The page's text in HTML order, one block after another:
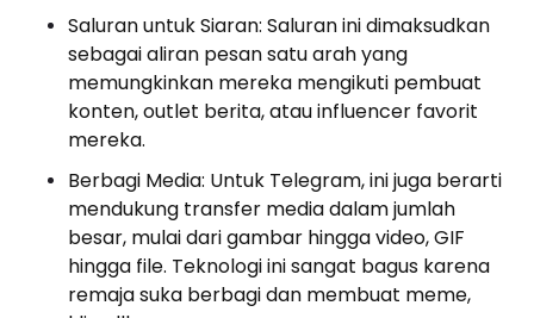
Saluran untuk Siaran: Saluran ini dimaksudkan
sebagai aliran pesan satu arah yang
memungkinkan mereka mengikuti pembuat
konten, outlet berita, atau influencer favorit
mereka.
Berbagi Media: Untuk Telegram, ini juga berarti
mendukung transfer media dalam jumlah
besar, mulai dari gambar hingga video, GIF
hingga file. Teknologi ini sangat bagus karena
remaja suka berbagi dan membuat meme,